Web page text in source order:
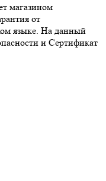
магазином
от
языке. На данный
и Сертификат